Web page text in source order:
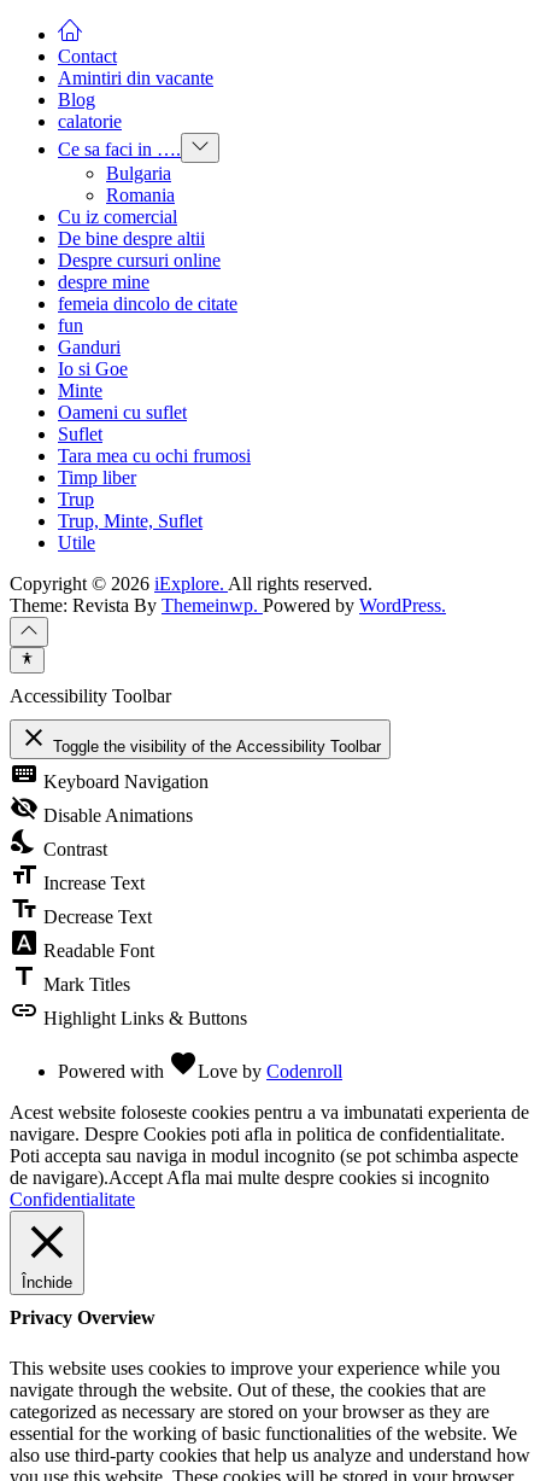
Contact
Amintiri din vacante
Blog
calatorie
Ce sa faci in ….
Show
sub
Bulgaria
Romania
Cu iz comercial
De bine despre altii
Despre cursuri online
despre mine
femeia dincolo de citate
fun
Ganduri
Io si Goe
Minte
Oameni cu suflet
Suflet
Tara mea cu ochi frumosi
Timp liber
Trup
Trup, Minte, Suflet
Utile
Copyright © 2026 iExplore. All rights reserved.
Theme: Revista By Themeinwp. Powered by WordPress.
Accessibility Toolbar
close Toggle the visibility of the Accessibility Toolbar
keyboard Keyboard Navigation
visibility_off Disable Animations
nights_stay Contrast
format_size Increase Text
text_fields Decrease Text
font_download Readable Font
title Mark Titles
link Highlight Links & Buttons
Powered with favoriteLove by Codenroll
Acest website foloseste cookies pentru a va imbunatati experienta de
navigare. Despre Cookies poti afla in politica de confidentialitate.
Poti accepta sau naviga in modul incognito (se pot schimba aspecte
de navigare).Accept Afla mai multe despre cookies si incognito
Confidentialitate
Închide
Privacy Overview
This website uses cookies to improve your experience while you
navigate through the website. Out of these, the cookies that are
categorized as necessary are stored on your browser as they are
essential for the working of basic functionalities of the website. We
also use third-party cookies that help us analyze and understand how